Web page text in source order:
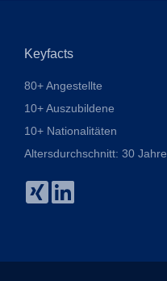
Keyfacts
80+ Angestellte
10+ Auszubildene
10+ Nationalitäten
Altersdurchschnitt: 30 Jahre